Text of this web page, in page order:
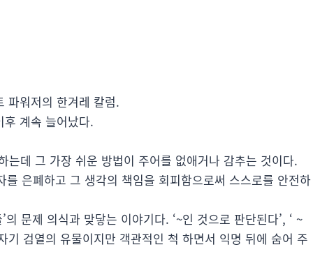
파워저의 한겨레 칼럼.
계속 늘어났다.
데 그 가장 쉬운 방법이 주어를 없애거나 감추는 것이다.
를 은폐하고 그 생각의 책임을 회피함으로써 스스로를 안전하
문제 의식과 맞닿는 이야기다. ‘~인 것으로 판단된다’, ‘ ~
검열의 유물이지만 객관적인 척 하면서 익명 뒤에 숨어 주